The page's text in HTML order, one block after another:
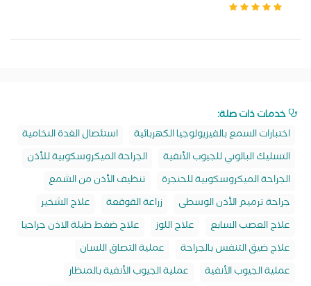
خدمات ذات صلة:
اختبارات السمع بالفيزيولوجيا الكهربائية
استئصال الغدة النخامية
التسليك البالوني للجيوب الأنفية
الجراحة الميكروسكوبية للأذن
الجراحة الميكروسكوبية للحنجرة
تنظيف الأذن من الشمع
جراحة ترميم الأذن الوسطى
زراعة القوقعة
علاج الشخير
علاج العصب السابع
علاج اللوز
علاج ضغط طبلة الاذن جراحيا
علاج ضيق التنفس بالجراحة
عملية التصاق اللسان
عملية الجيوب الأنفية
عملية الجيوب الأنفية بالمنظار